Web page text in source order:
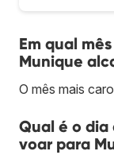
Em qual
Munique
O mês mais
Qual é o dia
voar para